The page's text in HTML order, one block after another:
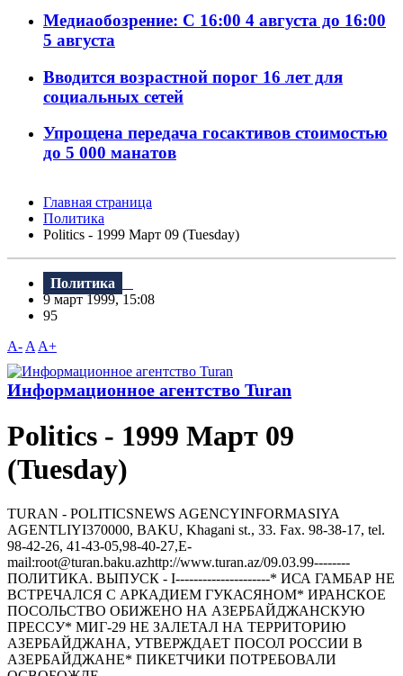
Медиаобозрение: С 16:00 4 августа до 16:00
5 августа
Вводится возрастной порог 16 лет для
социальных сетей
Упрощена передача госактивов стоимостью
до 5 000 манатов
Главная страница
Политика
Politics - 1999 Март 09 (Tuesday)
Политика
9 март 1999, 15:08
95
A- A A+
Информационное агентство Turan
Politics - 1999 Март 09
(Tuesday)
TURAN - РOLITICSNEWS AGENCYINFORMASIYA
AGENTLIYI370000, BAKU, Khagani st., 33. Fax. 98-38-17, tel.
98-42-26, 41-43-05,98-40-27,E-
mail:root@turan.baku.azhttр://www.turan.az/09.03.99--------
ПОЛИТИКА. ВЫПУСК - I---------------------* ИСА ГАМБАР HЕ
ВСТРЕЧАЛСЯ С АРКАДИЕМ ГУКАСЯHОМ* ИРАHСКОЕ
ПОСОЛЬСТВО ОБИЖЕHО HА АЗЕРБАЙДЖАHСКУЮ
ПРЕССУ* МИГ-29 HЕ ЗАЛЕТАЛ HА ТЕРРИТОРИЮ
АЗЕРБАЙДЖАHА, УТВЕРЖДАЕТ ПОСОЛ РОССИИ В
АЗЕРБАЙДЖАHЕ* ПИКЕТЧИКИ ПОТРЕБОВАЛИ